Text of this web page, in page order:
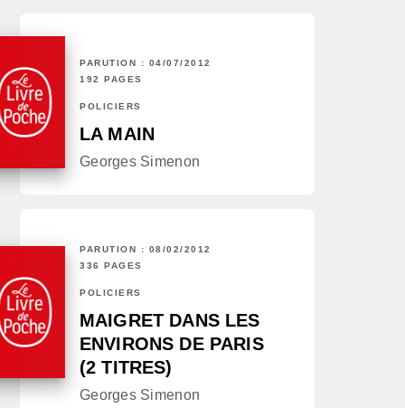
PARUTION : 04/07/2012
192 PAGES
POLICIERS
LA MAIN
Georges Simenon
PARUTION : 08/02/2012
336 PAGES
POLICIERS
MAIGRET DANS LES
ENVIRONS DE PARIS
(2 TITRES)
Georges Simenon